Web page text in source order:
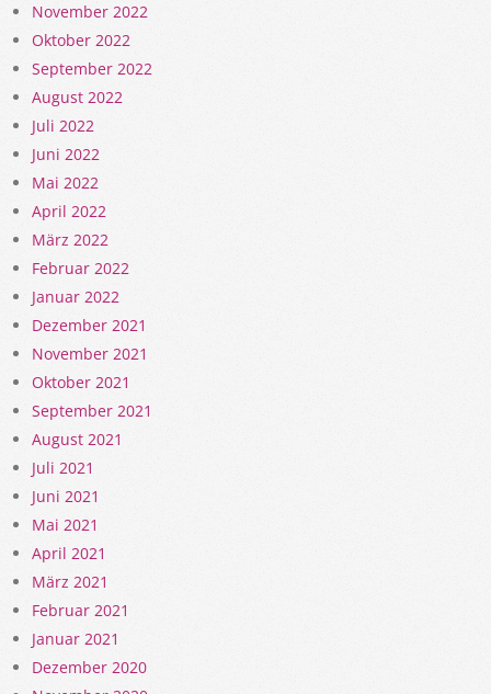
November 2022
Oktober 2022
September 2022
August 2022
Juli 2022
Juni 2022
Mai 2022
April 2022
März 2022
Februar 2022
Januar 2022
Dezember 2021
November 2021
Oktober 2021
September 2021
August 2021
Juli 2021
Juni 2021
Mai 2021
April 2021
März 2021
Februar 2021
Januar 2021
Dezember 2020